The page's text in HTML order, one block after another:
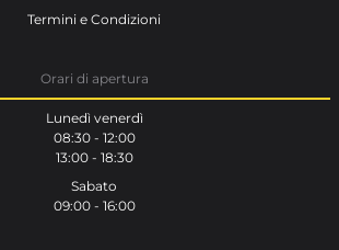
Termini e Condizioni
Orari di apertura
Lunedì venerdì
08:30 - 12:00
13:00 - 18:30
Sabato
09:00 - 16:00